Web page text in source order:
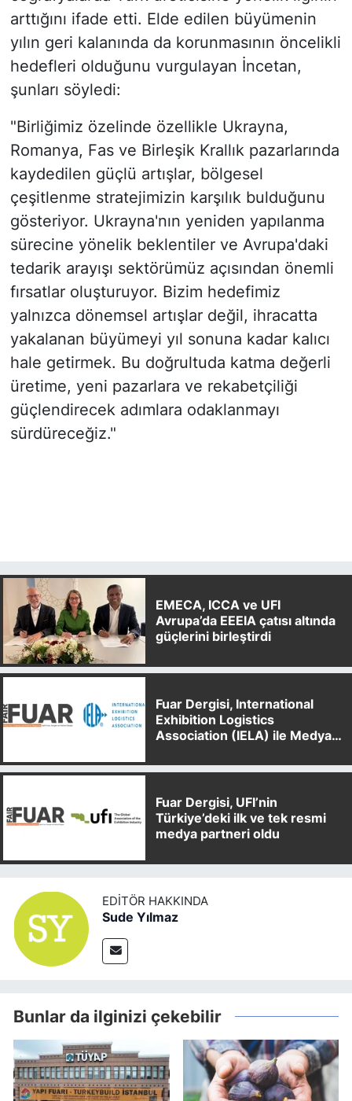
arttığını ifade etti. Elde edilen büyümenin
yılın geri kalanında da korunmasının öncelikli
hedefleri olduğunu vurgulayan İncetan,
şunları söyledi:
"Birliğimiz özelinde özellikle Ukrayna,
Romanya, Fas ve Birleşik Krallık pazarlarında
kaydedilen güçlü artışlar, bölgesel
çeşitlenme stratejimizin karşılık bulduğunu
gösteriyor. Ukrayna'nın yeniden yapılanma
sürecine yönelik beklentiler ve Avrupa'daki
tedarik arayışı sektörümüz açısından önemli
fırsatlar oluşturuyor. Bizim hedefimiz
yalnızca dönemsel artışlar değil, ihracatta
yakalanan büyümeyi yıl sonuna kadar kalıcı
hale getirmek. Bu doğrultuda katma değerli
üretime, yeni pazarlara ve rekabetçiliği
güçlendirecek adımlara odaklanmayı
sürdüreceğiz."
EMECA, ICCA ve UFI
Avrupa’da EEEIA çatısı altında
güçlerini birleştirdi
Fuar Dergisi, International
Exhibition Logistics
Association (IELA) ile Medya
Fuar Dergisi, UFI’nin
Türkiye’deki ilk ve tek resmi
medya partneri oldu
EDITÖR HAKKINDA
Sude Yılmaz
Bunlar da ilginizi çekebilir